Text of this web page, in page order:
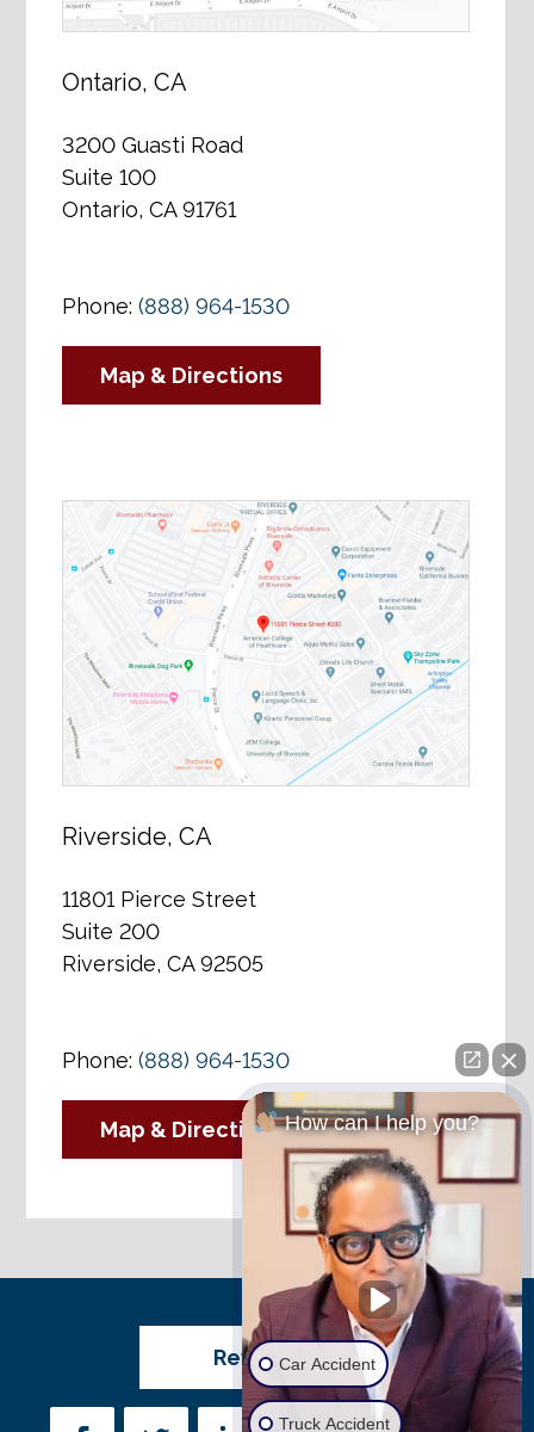
Ontario, CA
3200 Guasti Road
Suite 100
Ontario, CA 91761
Phone:(888) 964-1530
Map & Directions
Riverside, CA
11801 Pierce Street
Suite 200
Riverside, CA 92505
Phone:(888) 964-1530
Map & Directions
Review Us
How can I help you?
Car Accident
Truck Accident